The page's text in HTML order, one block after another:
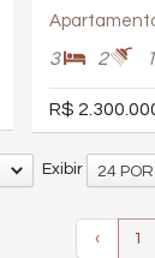
3 2 1
R$
Exibir 24
‹ 1